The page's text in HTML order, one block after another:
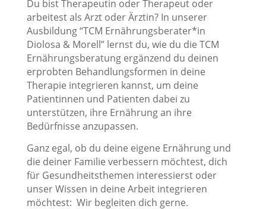
Du bist Therapeutin oder Therapeut oder
arbeitest als Arzt oder Ärztin? In unserer
Ausbildung “TCM Ernährungsberater*in
Diolosa & Morell” lernst du, wie du die TCM
Ernährungsberatung ergänzend du deinen
erprobten Behandlungsformen in deine
Therapie integrieren kannst, um deine
Patientinnen und Patienten dabei zu
unterstützen, ihre Ernährung an ihre
Bedürfnisse anzupassen.
Ganz egal, ob du deine eigene Ernährung und
die deiner Familie verbessern möchtest, dich
für Gesundheitsthemen interessierst oder
unser Wissen in deine Arbeit integrieren
möchtest: Wir begleiten dich gerne.